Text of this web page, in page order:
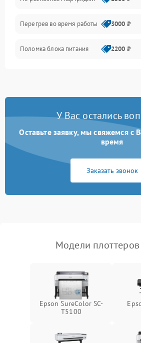
Корпус/Герметичность
Интерфейсы
Перегрев во время работы 3000 ₽
Поломка блока питания 2200 ₽
У Вас остались
Оставьте заявку, мы свяжемся с
время
Заказать звонок
Модели
Epson SureColor SC-
T5100